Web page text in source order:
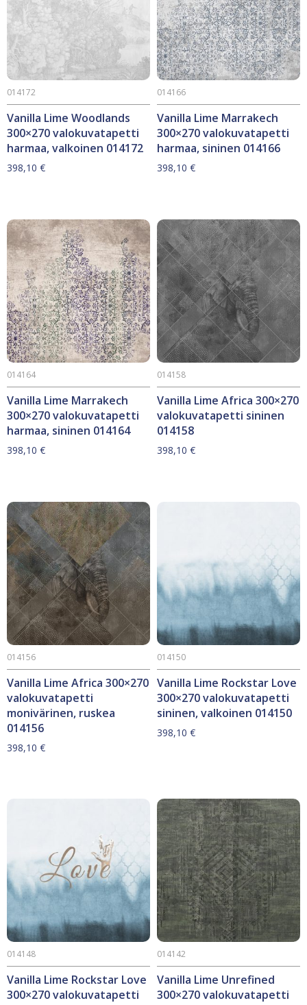
Vanilla Lime Woodlands
300×270 valokuvatapetti
harmaa, valkoinen 014172
014172
398,10 €
Vanilla Lime Marrakech
300×270 valokuvatapetti
harmaa, sininen 014166
014166
398,10 €
Vanilla Lime Marrakech
300×270 valokuvatapetti
harmaa, sininen 014164
014164
398,10 €
Vanilla Lime Africa 300×270
valokuvatapetti sininen
014158
014158
398,10 €
Vanilla Lime Africa 300×270
valokuvatapetti
monivärinen, ruskea
014156
014156
398,10 €
Vanilla Lime Rockstar Love
300×270 valokuvatapetti
sininen, valkoinen 014150
014150
398,10 €
Vanilla Lime Rockstar Love
300×270 valokuvatapetti
014148
Vanilla Lime Unrefined
300×270 valokuvatapetti
014142